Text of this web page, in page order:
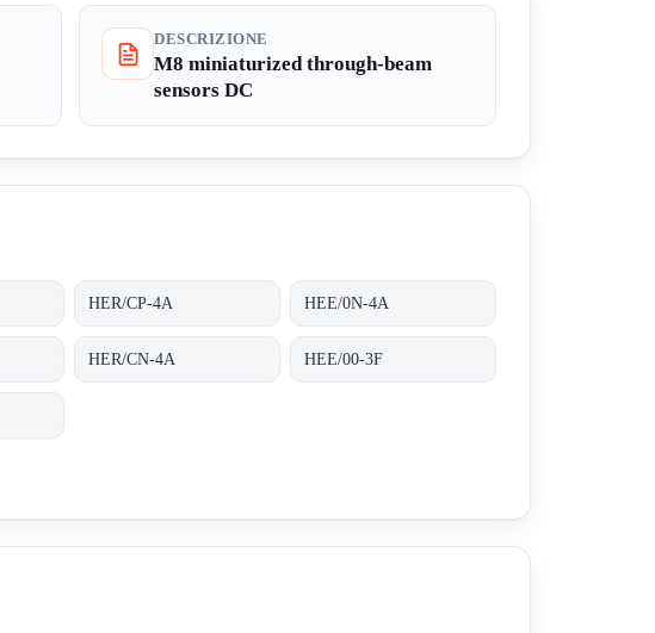
DESCRIZIONE
M8 miniaturized through-beam
sensors DC
HER/CP-4A HEE/0N-4A
HER/CN-4A HEE/00-3F